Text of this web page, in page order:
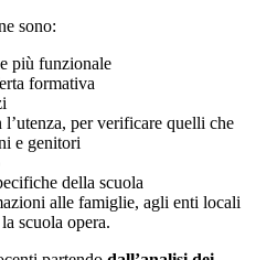
sono:
più funzionale
formativa
per verificare quelli che
e genitori
della scuola
alle famiglie, agli enti locali
scuola opera.